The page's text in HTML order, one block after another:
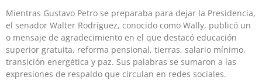
Mientras Gustavo Petro se preparaba para dejar la Presidencia,
el senador Walter Rodríguez, conocido como Wally, publicó un
o mensaje de agradecimiento en el que destacó educación
superior gratuita, reforma pensional, tierras, salario mínimo,
transición energética y paz. Sus palabras se sumaron a las
expresiones de respaldo que circulan en redes sociales.